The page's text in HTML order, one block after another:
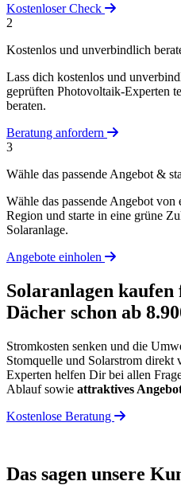
Kostenloser Check
2
Kostenlos und unverbindlich
Lass dich kostenlos und
geprüften Photovoltaik-Experten
beraten.
Beratung anfordern
3
Wähle das passende Angebot &
Wähle das passende Angebot
Region und starte in eine grüne
Solaranlage.
Angebote einholen
Solaranlagen
Dächer schon ab
Stromkosten senken und die
Stomquelle und Solarstrom
Experten helfen Dir bei allen
Ablauf sowie attraktives
Kostenlose Beratung
Das sagen unsere